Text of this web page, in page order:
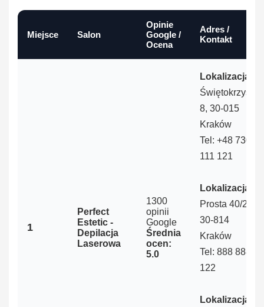
Miejsce Salon
Opinie
Google /
Ocena
Adres /
Kontakt
1
Perfect
Estetic -
Depilacja
Laserowa
1300
opinii
Google
Średnia
ocen:
5.0
Lokalizacja 1:
Świętokrzyska
8, 30-015
Kraków
Tel: +48 730
111 121
Lokalizacja 2:
Prosta 40/2,
30-814
Kraków
Tel: 888 888
122
Lokalizacja 3: